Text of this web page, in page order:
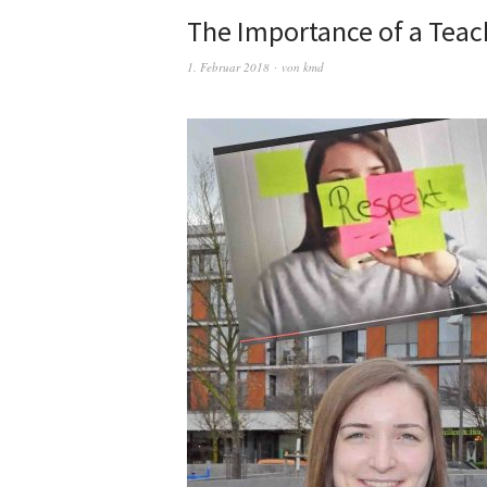
The Importance of a
1. Februar 2018 von kmd